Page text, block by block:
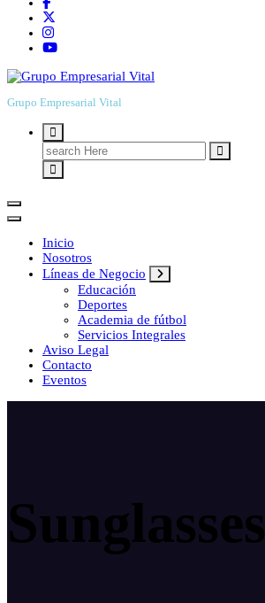
Grupo Empresarial Vital
Search
for:
Inicio
Nosotros
Líneas de Negocio
Educación
Deportes
Academia de fútbol
Servicios Integrales
Aviso Legal
Contacto
Eventos
Sunglasses